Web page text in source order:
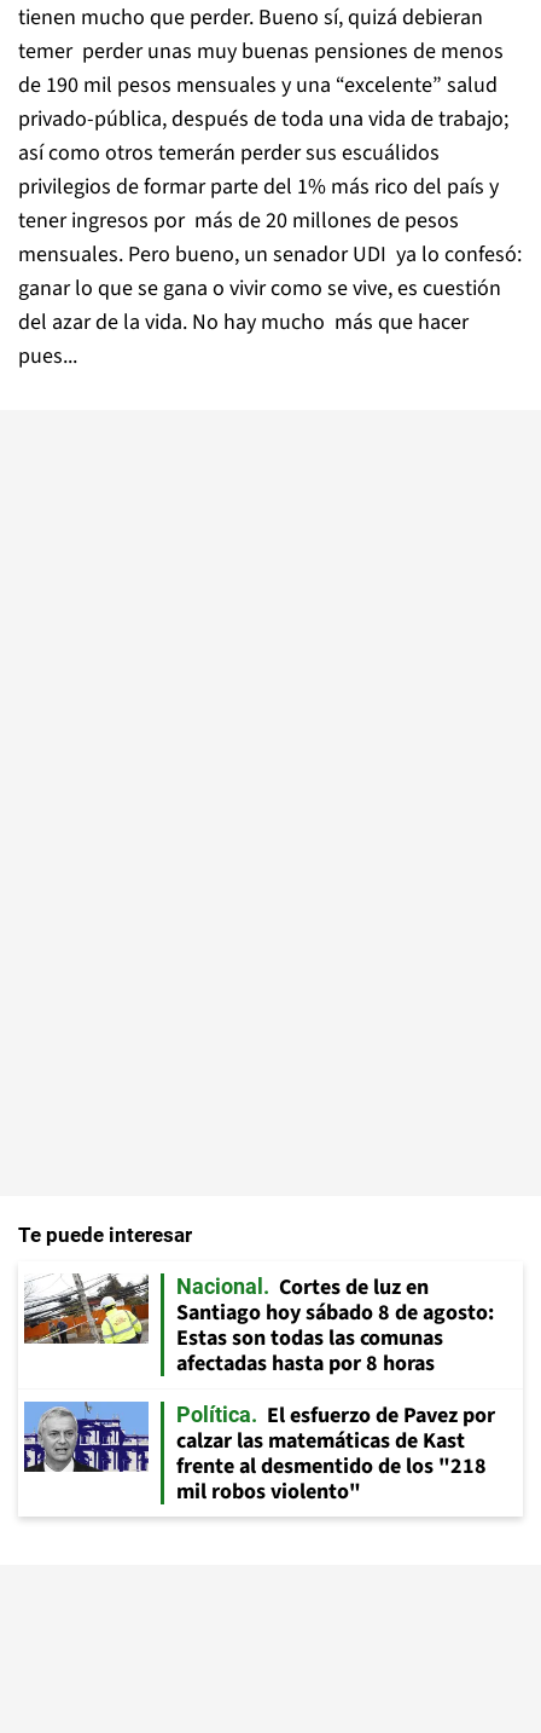
tienen mucho que perder. Bueno sí, quizá debieran
temer perder unas muy buenas pensiones de menos
de 190 mil pesos mensuales y una “excelente” salud
privado-pública, después de toda una vida de trabajo;
así como otros temerán perder sus escuálidos
privilegios de formar parte del 1% más rico del país y
tener ingresos por más de 20 millones de pesos
mensuales. Pero bueno, un senador UDI ya lo confesó:
ganar lo que se gana o vivir como se vive, es cuestión
del azar de la vida. No hay mucho más que hacer
pues...
Te puede interesar
Nacional
Cortes de luz en
Santiago hoy sábado 8 de agosto:
Estas son todas las comunas
afectadas hasta por 8 horas
Política
El esfuerzo de Pavez por
calzar las matemáticas de Kast
frente al desmentido de los "218
mil robos violento"